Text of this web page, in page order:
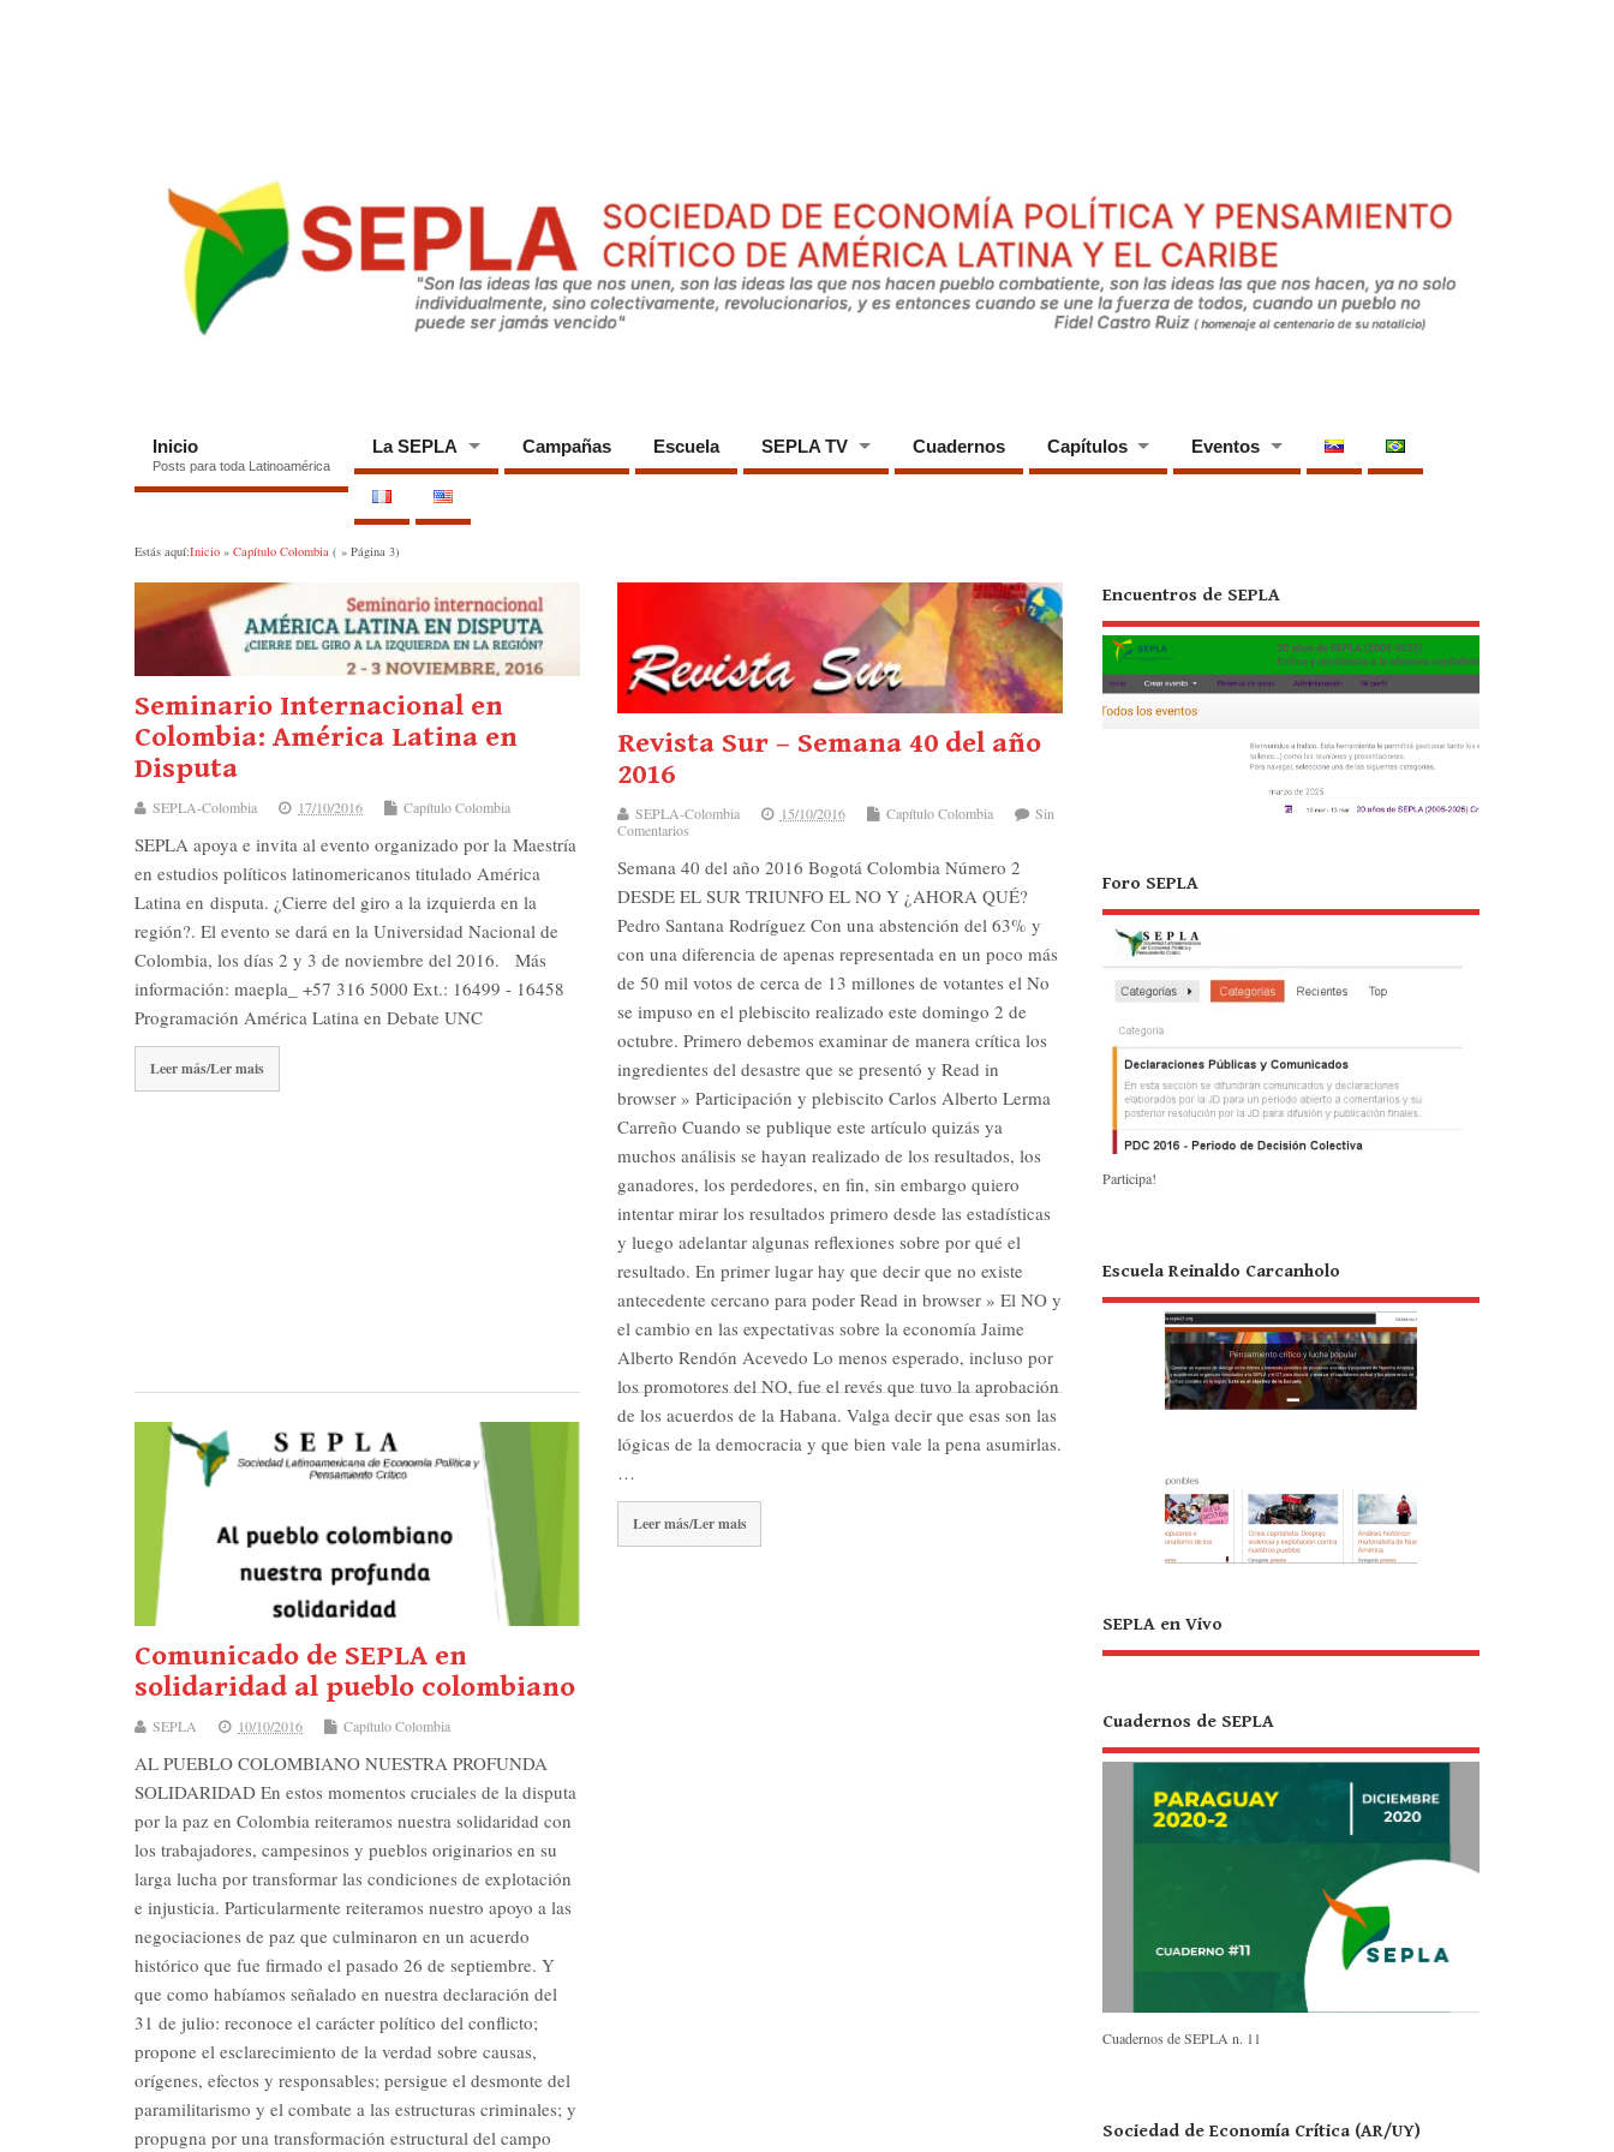
Inicio
Posts para toda Latinoamérica
La SEPLA Campañas Escuela SEPLA TV Cuadernos Capítulos Eventos
Estás aquí:Inicio » Capítulo Colombia ( » Página 3)
Seminario Internacional en
Colombia: América Latina en
Disputa
SEPLA-Colombia 17/10/2016 Capítulo Colombia
SEPLA apoya e invita al evento organizado por la Maestría
en estudios políticos latinomericanos titulado América
Latina en disputa. ¿Cierre del giro a la izquierda en la
región?. El evento se dará en la Universidad Nacional de
Colombia, los días 2 y 3 de noviembre del 2016. Más
información: maepla_ +57 316 5000 Ext.: 16499 - 16458
Programación América Latina en Debate UNC
Leer más/Ler mais
Revista Sur – Semana 40 del año
2016
SEPLA-Colombia 15/10/2016 Capítulo Colombia
Sin
Comentarios
Semana 40 del año 2016 Bogotá Colombia Número 2
DESDE EL SUR TRIUNFO EL NO Y ¿AHORA QUÉ?
Pedro Santana Rodríguez Con una abstención del 63% y
con una diferencia de apenas representada en un poco más
de 50 mil votos de cerca de 13 millones de votantes el No
se impuso en el plebiscito realizado este domingo 2 de
octubre. Primero debemos examinar de manera crítica los
ingredientes del desastre que se presentó y Read in
browser » Participación y plebiscito Carlos Alberto Lerma
Carreño Cuando se publique este artículo quizás ya
muchos análisis se hayan realizado de los resultados, los
ganadores, los perdedores, en fin, sin embargo quiero
intentar mirar los resultados primero desde las estadísticas
y luego adelantar algunas reflexiones sobre por qué el
resultado. En primer lugar hay que decir que no existe
antecedente cercano para poder Read in browser » El NO y
el cambio en las expectativas sobre la economía Jaime
Alberto Rendón Acevedo Lo menos esperado, incluso por
los promotores del NO, fue el revés que tuvo la aprobación
de los acuerdos de la Habana. Valga decir que esas son las
lógicas de la democracia y que bien vale la pena asumirlas.
…
Leer más/Ler mais
Comunicado de SEPLA en
solidaridad al pueblo colombiano
SEPLA 10/10/2016 Capítulo Colombia
AL PUEBLO COLOMBIANO NUESTRA PROFUNDA
SOLIDARIDAD En estos momentos cruciales de la disputa
por la paz en Colombia reiteramos nuestra solidaridad con
los trabajadores, campesinos y pueblos originarios en su
larga lucha por transformar las condiciones de explotación
e injusticia. Particularmente reiteramos nuestro apoyo a las
negociaciones de paz que culminaron en un acuerdo
histórico que fue firmado el pasado 26 de septiembre. Y
que como habíamos señalado en nuestra declaración del
31 de julio: reconoce el carácter político del conflicto;
propone el esclarecimiento de la verdad sobre causas,
orígenes, efectos y responsables; persigue el desmonte del
paramilitarismo y el combate a las estructuras criminales; y
propugna por una transformación estructural del campo
Encuentros de SEPLA
Foro SEPLA
Participa!
Escuela Reinaldo Carcanholo
SEPLA en Vivo
Cuadernos de SEPLA
Cuadernos de SEPLA n. 11
Sociedad de Economía Crítica (AR/UY)